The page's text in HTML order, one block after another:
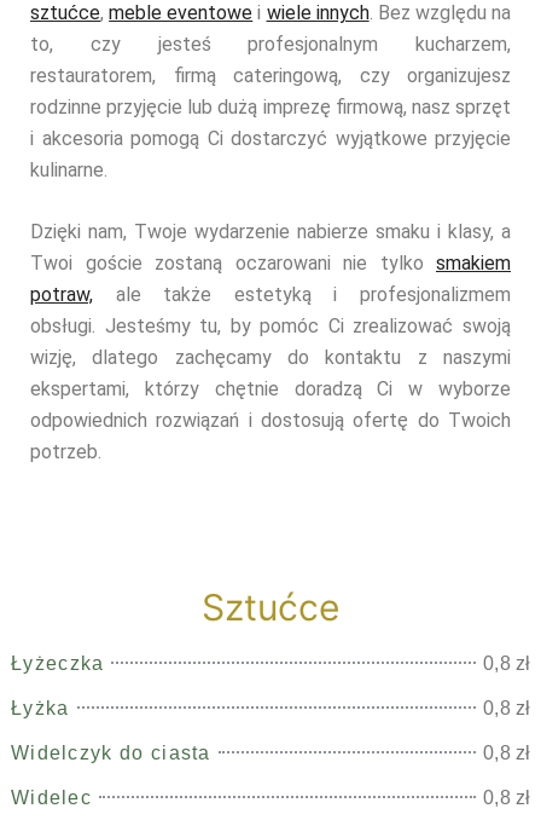
sztućce,meble eventowe i wiele innych. Bez względu na
to, czy jesteś profesjonalnym kucharzem,
restauratorem, firmą cateringową, czy organizujesz
rodzinne przyjęcie lub dużą imprezę firmową, nasz sprzęt
i akcesoria pomogą Ci dostarczyć wyjątkowe przyjęcie
kulinarne.
Dzięki nam, Twoje wydarzenie nabierze smaku i klasy, a
Twoi goście zostaną oczarowani nie tylko smakiem
potraw, ale także estetyką i profesjonalizmem
obsługi. Jesteśmy tu, by pomóc Ci zrealizować swoją
wizję, dlatego zachęcamy do kontaktu z naszymi
ekspertami, którzy chętnie doradzą Ci w wyborze
odpowiednich rozwiązań i dostosują ofertę do Twoich
potrzeb.
Sztućce
Łyżeczka 0,8 zł
Łyżka 0,8 zł
Widelczyk do ciasta 0,8 zł
Widelec 0,8 zł